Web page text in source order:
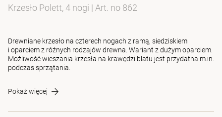
Krzesło Polett, 4 nogi | Art. no 862
Drewniane krzesło na czterech nogach z ramą, siedziskiem
i oparciem z różnych rodzajów drewna. Wariant z dużym oparciem.
Możliwość wieszania krzesła na krawędzi blatu jest przydatna m.in.
podczas sprzątania.
Pokaż więcej